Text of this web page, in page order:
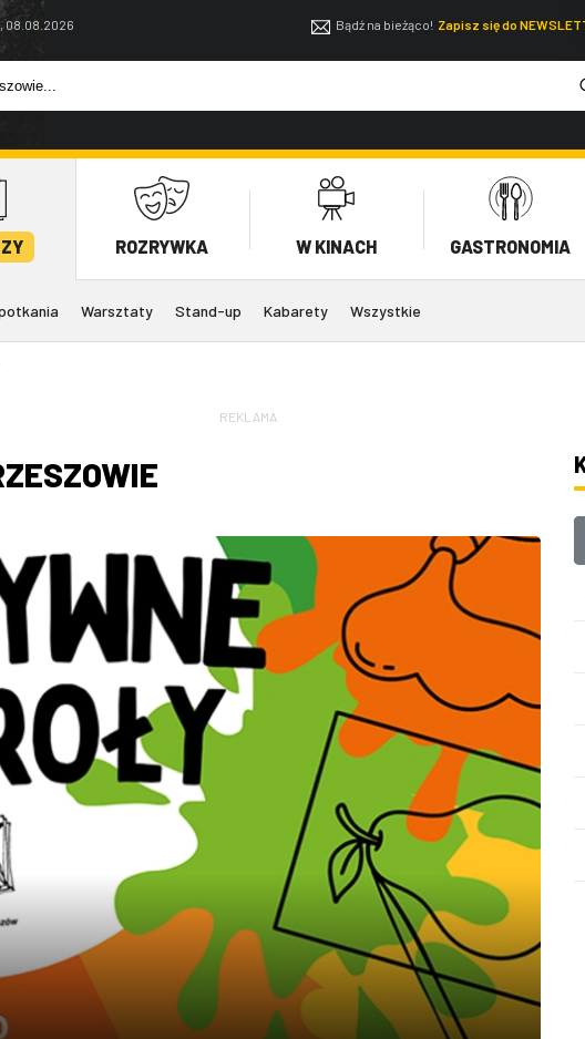
08.08.2026 Bądź na bieżąco! Zapisz się do
ROZRYWKA W KINACH GASTRONOMIA
Warsztaty Stand-up Kabarety Wszystkie
REKLAMA